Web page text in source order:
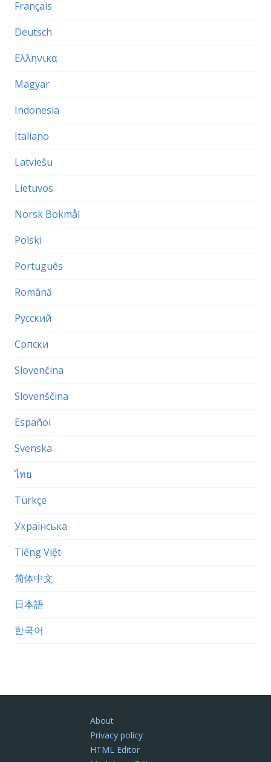
Français
Deutsch
Ελληνικα
Magyar
Indonesia
Italiano
Latviešu
Lietuvos
Norsk Bokmål
Polski
Português
Română
Русский
Српски
Slovenčina
Slovenščina
Español
Svenska
ไทย
Türkçe
Українська
Tiếng Việt
简体中文
日本語
한국어
About
Privacy policy
HTML Editor